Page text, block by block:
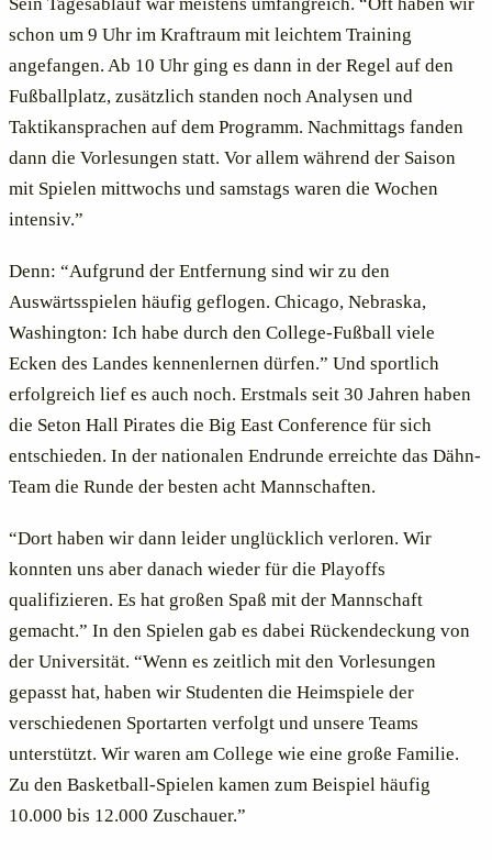
Sein Tagesablauf war meistens umfangreich. “Oft haben wir
schon um 9 Uhr im Kraftraum mit leichtem Training
angefangen. Ab 10 Uhr ging es dann in der Regel auf den
Fußballplatz, zusätzlich standen noch Analysen und
Taktikansprachen auf dem Programm. Nachmittags fanden
dann die Vorlesungen statt. Vor allem während der Saison
mit Spielen mittwochs und samstags waren die Wochen
intensiv.”
Denn: “Aufgrund der Entfernung sind wir zu den
Auswärtsspielen häufig geflogen. Chicago, Nebraska,
Washington: Ich habe durch den College-Fußball viele
Ecken des Landes kennenlernen dürfen.” Und sportlich
erfolgreich lief es auch noch. Erstmals seit 30 Jahren haben
die Seton Hall Pirates die Big East Conference für sich
entschieden. In der nationalen Endrunde erreichte das Dähn-
Team die Runde der besten acht Mannschaften.
“Dort haben wir dann leider unglücklich verloren. Wir
konnten uns aber danach wieder für die Playoffs
qualifizieren. Es hat großen Spaß mit der Mannschaft
gemacht.” In den Spielen gab es dabei Rückendeckung von
der Universität. “Wenn es zeitlich mit den Vorlesungen
gepasst hat, haben wir Studenten die Heimspiele der
verschiedenen Sportarten verfolgt und unsere Teams
unterstützt. Wir waren am College wie eine große Familie.
Zu den Basketball-Spielen kamen zum Beispiel häufig
10.000 bis 12.000 Zuschauer.”